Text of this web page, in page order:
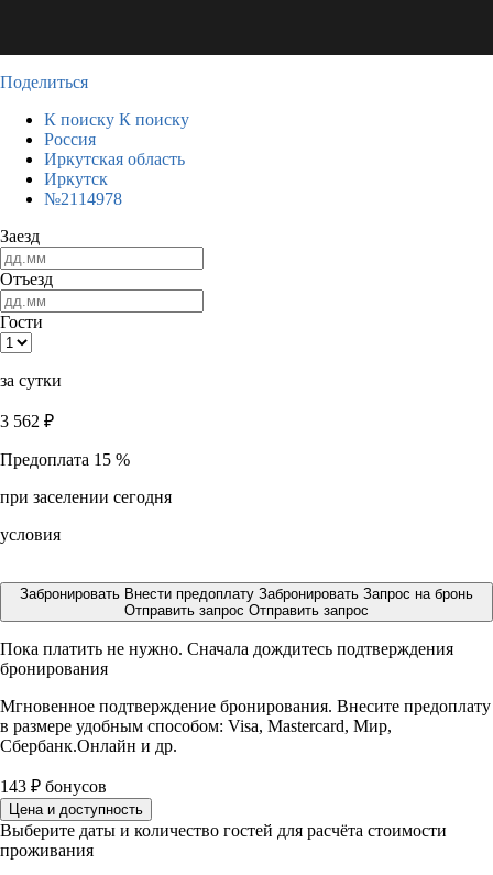
Поделиться
К поиску К поиску
Россия
Иркутская область
Иркутск
№2114978
Заезд
Отъезд
Гости
за сутки
3 562 ₽
Предоплата 15 %
при заселении сегодня
условия
Забронировать Внести предоплату Забронировать Запрос на бронь
Отправить запрос Отправить запрос
Пока платить не нужно. Сначала дождитесь подтверждения
бронирования
Мгновенное подтверждение бронирования. Внесите предоплату
в размере удобным способом: Visa, Mastercard, Мир,
Сбербанк.Онлайн и др.
143 ₽ бонусов
Цена и доступность
Выберите даты и количество гостей для расчёта стоимости
проживания